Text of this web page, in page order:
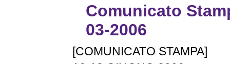
Comunicato
03-2006
[COMUNICATO STAMPA]